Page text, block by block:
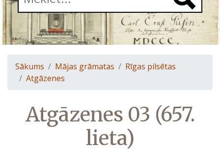
Sākums Mājas grāmatas
Rīgas pilsētas
Atgāzenes
Atgāzenes 03 (657.
lieta)